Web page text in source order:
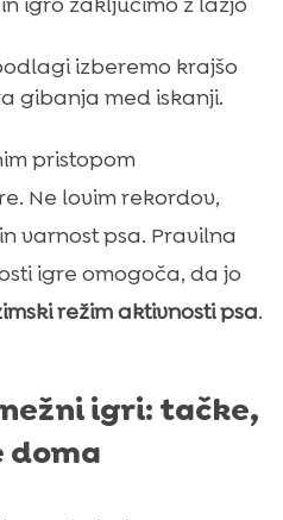
izberemo krajšo
gibanja med iskanji.
pristopom
Ne lovim rekordov,
varnost psa. Pravilna
igre omogoča, da jo
režim aktivnosti psa.
igri: tačke,
doma